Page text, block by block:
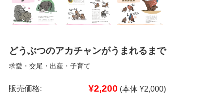
どうぶつのアカチャンがうまれるまで
求愛・交尾・出産・子育て
販売価格: ¥2,200 (本体 ¥2,000)